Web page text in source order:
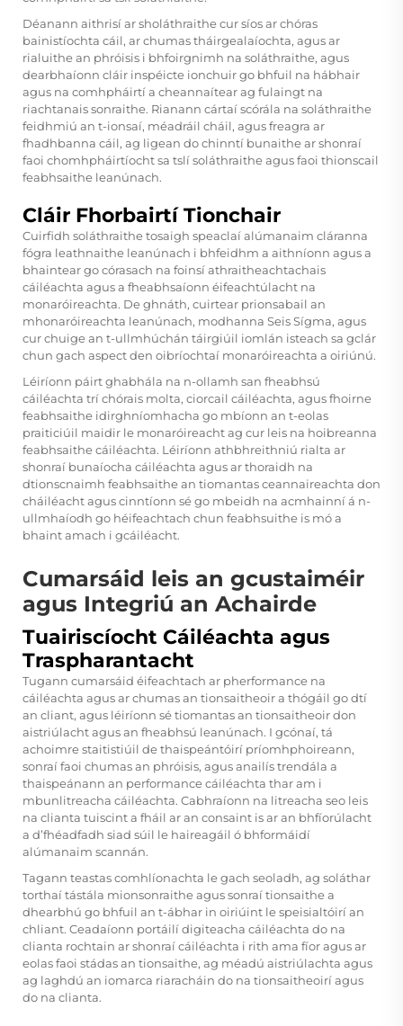
Déanann aithrisí ar sholáthraithe cur síos ar chóras
bainistíochta cáil, ar chumas tháirgealaíochta, agus ar
rialuithe an phróisis i bhfoirgnimh na soláthraithe, agus
dearbhaíonn cláir inspéicte ionchuir go bhfuil na hábhair
agus na comhpháirtí a cheannaítear ag fulaingt na
riachtanais sonraithe. Rianann cártaí scórála na soláthraithe
feidhmiú an t-ionsaí, méadráil cháil, agus freagra ar
fhadhbanna cáil, ag ligean do chinntí bunaithe ar shonraí
faoi chomhpháirtíocht sa tslí soláthraithe agus faoi thionscail
feabhsaithe leanúnach.
Cláir Fhorbairtí Tionchair
Cuirfidh soláthraithe tosaigh speaclaí alúmanaim cláranna
fógra leathnaithe leanúnach i bhfeidhm a aithníonn agus a
bhaintear go córasach na foinsí athraitheachtachais
cáiléachta agus a fheabhsaíonn éifeachtúlacht na
monaróireachta. De ghnáth, cuirtear prionsabail an
mhonaróireachta leanúnach, modhanna Seis Sígma, agus
cur chuige an t-ullmhúchán táirgiúil iomlán isteach sa gclár
chun gach aspect den oibríochtaí monaróireachta a oiriúnú.
Léiríonn páirt ghabhála na n-ollamh san fheabhsú
cáiléachta trí chórais molta, ciorcail cáiléachta, agus fhoirne
feabhsaithe idirghníomhacha go mbíonn an t-eolas
praiticiúil maidir le monaróireacht ag cur leis na hoibreanna
feabhsaithe cáiléachta. Léiríonn athbhreithniú rialta ar
shonraí bunaíocha cáiléachta agus ar thoraidh na
dtionscnaimh feabhsaithe an tiomantas ceannaireachta don
cháiléacht agus cinntíonn sé go mbeidh na acmhainní á n-
ullmhaíodh go héifeachtach chun feabhsuithe is mó a
bhaint amach i gcáiléacht.
Cumarsáid leis an gcustaiméir
agus Integriú an Achairde
Tuairiscíocht Cáiléachta agus
Traspharantacht
Tugann cumarsáid éifeachtach ar pherformance na
cáiléachta agus ar chumas an tionsaitheoir a thógáil go dtí
an cliant, agus léiríonn sé tiomantas an tionsaitheoir don
aistriúlacht agus an fheabhsú leanúnach. I gcónaí, tá
achoimre staitistiúil de thaispeántóirí príomhphoireann,
sonraí faoi chumas an phróisis, agus anailís trendála a
thaispeánann an performance cáiléachta thar am i
mbunlitreacha cáiléachta. Cabhraíonn na litreacha seo leis
na clianta tuiscint a fháil ar an consaint is ar an bhfíorúlacht
a d’fhéadfadh siad súil le haireagáil ó bhformáidí
alúmanaim scannán.
Tagann teastas comhlíonachta le gach seoladh, ag soláthar
torthaí tástála mionsonraithe agus sonraí tionsaithe a
dhearbhú go bhfuil an t-ábhar in oiriúint le speisialtóirí an
chliant. Ceadaíonn portáilí digiteacha cáiléachta do na
clianta rochtain ar shonraí cáiléachta i rith ama fíor agus ar
eolas faoi stádas an tionsaithe, ag méadú aistriúlachta agus
ag laghdú an iomarca riaracháin do na tionsaitheoirí agus
do na clianta.